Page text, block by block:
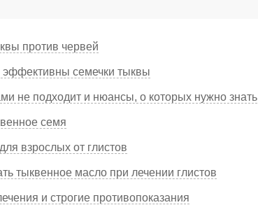
против червей
эффективны семечки тыквы
не подходит и нюансы, о которых нужно знать
семя
взрослых от глистов
тыквенное масло при лечении глистов
и строгие противопоказания